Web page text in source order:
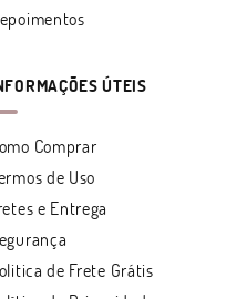
ÚTEIS
Comprar
de Uso
e Entrega
de Frete Grátis